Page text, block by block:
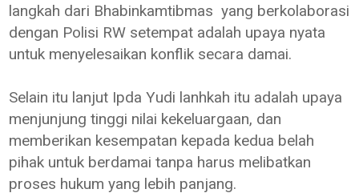
langkah dari Bhabinkamtibmas yang berkolaborasi
dengan Polisi RW setempat adalah upaya nyata
untuk menyelesaikan konflik secara damai.
Selain itu lanjut Ipda Yudi lanhkah itu adalah upaya
menjunjung tinggi nilai kekeluargaan, dan
memberikan kesempatan kepada kedua belah
pihak untuk berdamai tanpa harus melibatkan
proses hukum yang lebih panjang.